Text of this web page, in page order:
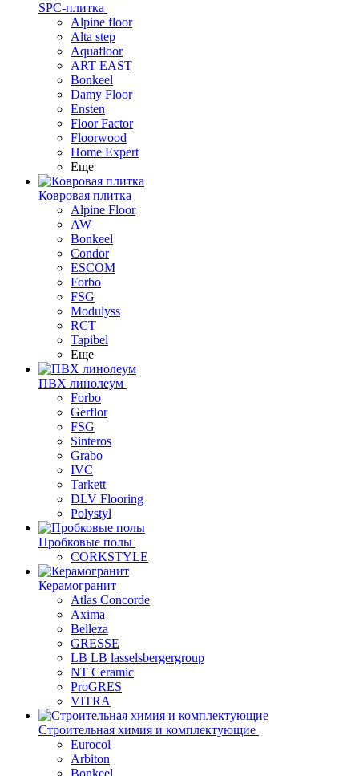
SPC-плитка
Alpine floor
Alta step
Aquafloor
ART EAST
Bonkeel
Damy Floor
Ensten
Floor Factor
Floorwood
Home Expert
Еще
Ковровая плитка
Alpine Floor
AW
Bonkeel
Condor
ESCOM
Forbo
FSG
Modulyss
RCT
Tapibel
Еще
ПВХ линолеум
Forbo
Gerflor
FSG
Sinteros
Grabo
IVC
Tarkett
DLV Flooring
Polystyl
Пробковые полы
CORKSTYLE
Керамогранит
Atlas Concorde
Axima
Belleza
GRESSE
LB LB lasselsbergergroup
NT Ceramic
ProGRES
VITRA
Строительная химия и комплектующие
Eurocol
Arbiton
Bonkeel